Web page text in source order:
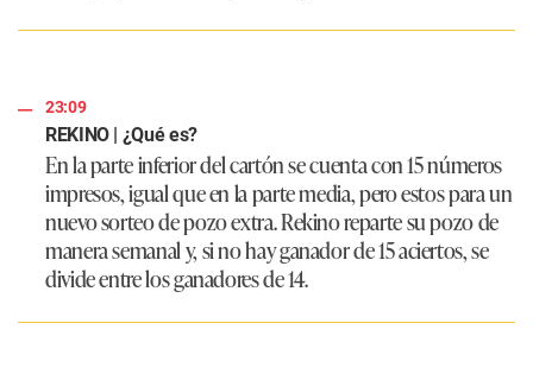
23:09
REKINO | ¿Qué es?
En la parte inferior del cartón se cuenta con 15 números
impresos, igual que en la parte media, pero estos para un
nuevo sorteo de pozo extra. Rekino reparte su pozo de
manera semanal y, si no hay ganador de 15 aciertos, se
divide entre los ganadores de 14.